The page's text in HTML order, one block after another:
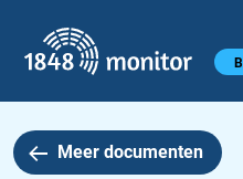
Hoofdmenu
Meer documenten